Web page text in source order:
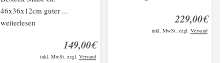
46x36x12cm guter ...
weiterlesen
149,00€
inkl. MwSt. zzgl. Versand
229,00€
inkl. MwSt. zzgl. Versand